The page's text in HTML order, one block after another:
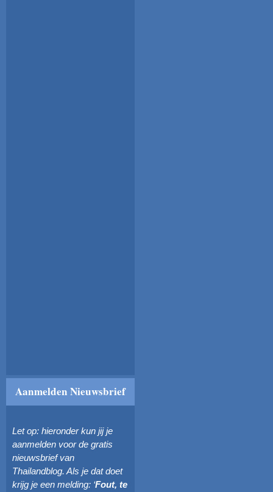
Aanmelden Nieuwsbrief
Let op: hieronder kun jij je
aanmelden voor de gratis
nieuwsbrief van
Thailandblog. Als je dat doet
krijg je een melding: ‘Fout, te